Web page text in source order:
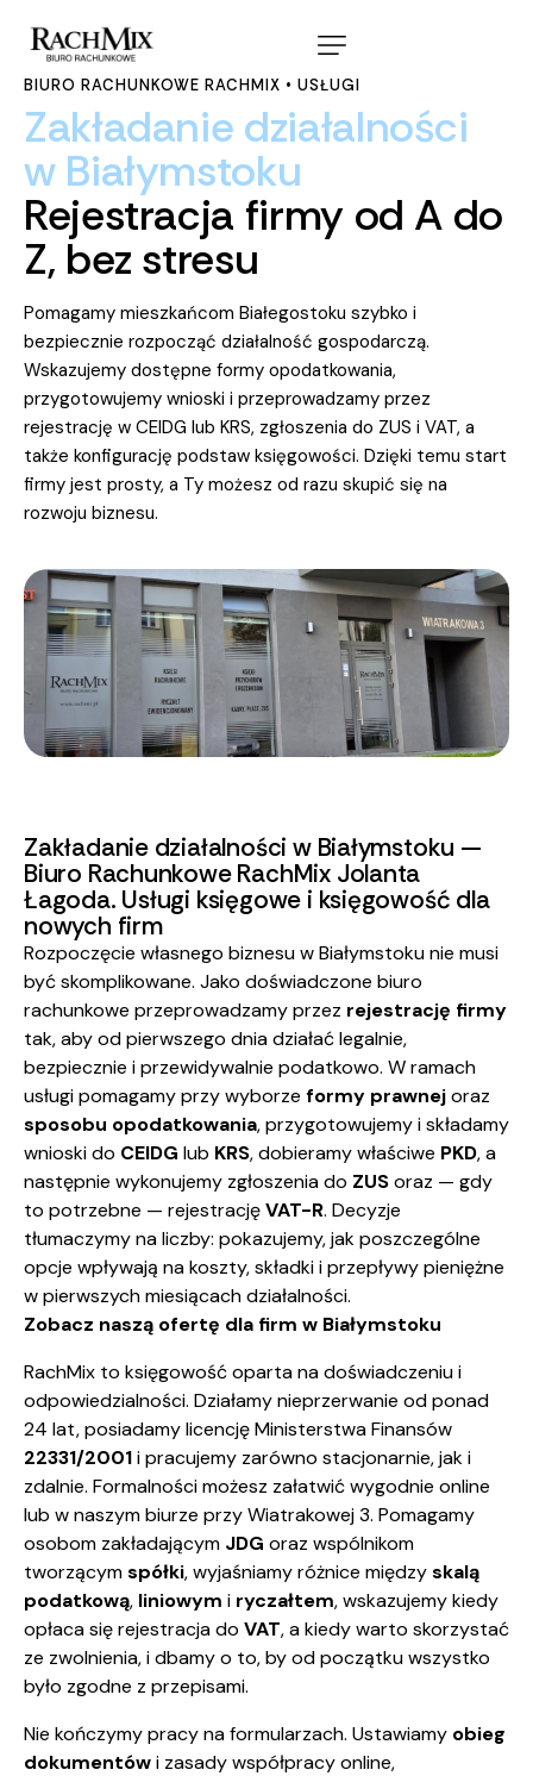
BIURO RACHUNKOWE RACHMIX • USŁUGI
Zakładanie działalności
w Białymstoku
Rejestracja firmy od A do
Z, bez stresu
Pomagamy mieszkańcom Białegostoku szybko i
bezpiecznie rozpocząć działalność gospodarczą.
Wskazujemy dostępne formy opodatkowania,
przygotowujemy wnioski i przeprowadzamy przez
rejestrację w CEIDG lub KRS, zgłoszenia do ZUS i VAT, a
także konfigurację podstaw księgowości. Dzięki temu start
firmy jest prosty, a Ty możesz od razu skupić się na
rozwoju biznesu.
Zakładanie działalności w Białymstoku —
Biuro Rachunkowe RachMix Jolanta
Łagoda. Usługi księgowe i księgowość dla
nowych firm
Rozpoczęcie własnego biznesu w Białymstoku nie musi
być skomplikowane. Jako doświadczone biuro
rachunkowe przeprowadzamy przez rejestrację firmy
tak, aby od pierwszego dnia działać legalnie,
bezpiecznie i przewidywalnie podatkowo. W ramach
usługi pomagamy przy wyborze formy prawnejoraz
sposobu opodatkowania, przygotowujemy i składamy
wnioski do CEIDG lub KRS, dobieramy właściwe PKD, a
następnie wykonujemy zgłoszenia do ZUSoraz — gdy
to potrzebne — rejestracjęVAT-R. Decyzje
tłumaczymy na liczby: pokazujemy, jak poszczególne
opcje wpływają na koszty, składki i przepływy pieniężne
w pierwszych miesiącach działalności.
Zobacz naszą ofertę dla firm w Białymstoku
RachMix to księgowość oparta na doświadczeniu i
odpowiedzialności. Działamy nieprzerwanie od ponad
24 lat, posiadamy licencję Ministerstwa Finansów
22331/2001i pracujemy zarówno stacjonarnie, jak i
zdalnie. Formalności możesz załatwić wygodnie online
lub w naszym biurze przy Wiatrakowej 3. Pomagamy
osobom zakładającym JDG oraz wspólnikom
tworzącymspółki, wyjaśniamy różnice międzyskalą
podatkową, liniowym i ryczałtem, wskazujemy kiedy
opłaca się rejestracja do VAT, a kiedy warto skorzystać
ze zwolnienia, i dbamy o to, by od początku wszystko
było zgodne z przepisami.
Nie kończymy pracy na formularzach. Ustawiamy obieg
dokumentówi zasady współpracy online,